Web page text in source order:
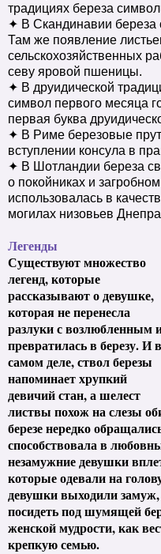
традициях береза
✦ В Скандинавии береза
Там же появление
сельскохозяйственных
севу яровой пшеницы.
✦ В друидической
символ первого месяца
первая буква
✦ В Риме березовые
вступлении консула в
✦ В Шотландии береза
о покойниках и
использовалась в
могилах низовьев
Легенды
Существуют множество
легенд, которые
рассказывают о девушке,
которая не перенесла
разлуки с возлюбленным
превратилась в березу. И в
самом деле, ствол березы
напоминает хрупкий
девичий стан, а шелест
листвы похож на слезы
березе нередко
способствовала в
незамужние девушки
которые одевали на
девушки выходили
посидеть под шумящей
женской мудрости, как
крепкую семью.